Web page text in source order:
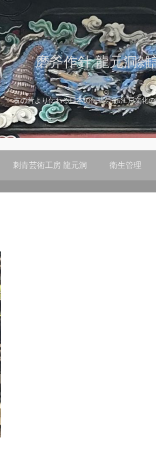
磨斧作針 龍元洞雑
古の昔より伝わる日本の伝統芸術 江戸文化
刺青芸術工房 龍元洞 衛生管理